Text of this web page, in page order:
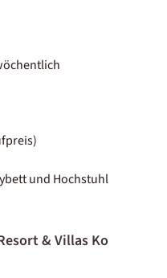
und Hochstuhl
& Villas Ko